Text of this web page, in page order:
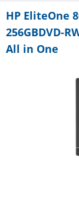
HP EliteOne
256GBDVD-
All in One